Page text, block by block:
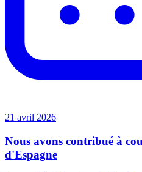
21 avril 2026
Nous avons contribué à
d'Espagne